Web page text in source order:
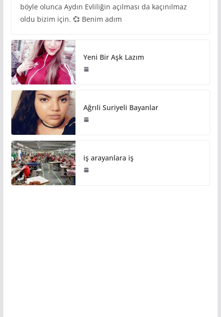
böyle olunca Aydın Evliliğin açılması da kaçınılmaz
oldu bizim için. 💞 Benim adım
Yeni Bir Aşk Lazım
Ağrıli Suriyeli Bayanlar
iş arayanlara iş